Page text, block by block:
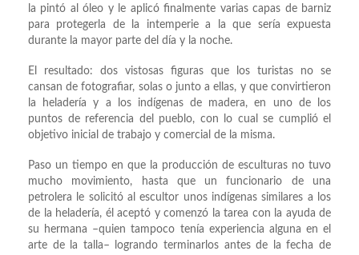
la pintó al óleo y le aplicó finalmente varias capas de barniz
para protegerla de la intemperie a la que sería expuesta
durante la mayor parte del día y la noche.
El resultado: dos vistosas figuras que los turistas no se
cansan de fotografiar, solas o junto a ellas, y que convirtieron
la heladería y a los indígenas de madera, en uno de los
puntos de referencia del pueblo, con lo cual se cumplió el
objetivo inicial de trabajo y comercial de la misma.
Paso un tiempo en que la producción de esculturas no tuvo
mucho movimiento, hasta que un funcionario de una
petrolera le solicitó al escultor unos indígenas similares a los
de la heladería, él aceptó y comenzó la tarea con la ayuda de
su hermana –quien tampoco tenía experiencia alguna en el
arte de la talla– logrando terminarlos antes de la fecha de